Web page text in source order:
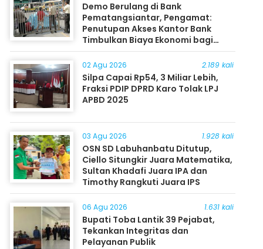
Demo Berulang di Bank
Pematangsiantar, Pengamat:
Penutupan Akses Kantor Bank
Timbulkan Biaya Ekonomi bagi
Masyarakat
02 Agu 2026 2.189 kali
Silpa Capai Rp54, 3 Miliar Lebih,
Fraksi PDIP DPRD Karo Tolak LPJ
APBD 2025
03 Agu 2026 1.928 kali
OSN SD Labuhanbatu Ditutup,
Ciello Situngkir Juara Matematika,
Sultan Khadafi Juara IPA dan
Timothy Rangkuti Juara IPS
06 Agu 2026 1.631 kali
Bupati Toba Lantik 39 Pejabat,
Tekankan Integritas dan
Pelayanan Publik